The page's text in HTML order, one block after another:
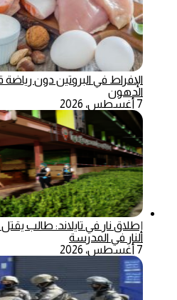
الإفراط في البروتين دون رياضة
الدهون
7 أغسطس، 2026
إطلاق نار في تايلاند: طالب
النار في المدرسة
7 أغسطس، 2026